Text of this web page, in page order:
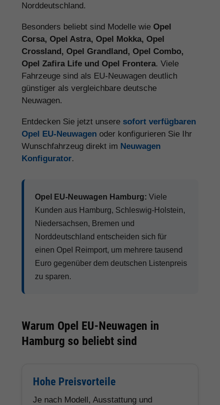
Norddeutschland.
Besonders beliebt sind Modelle wie Opel
Corsa, Opel Astra, Opel Mokka, Opel
Crossland, Opel Grandland, Opel Combo,
Opel Zafira Life und Opel Frontera. Viele
Fahrzeuge sind als EU-Neuwagen deutlich
günstiger als vergleichbare deutsche
Neuwagen.
Entdecken Sie jetzt unsere sofort verfügbaren
Opel EU-Neuwagen oder konfigurieren Sie Ihr
Wunschfahrzeug direkt im Neuwagen
Konfigurator.
Opel EU-Neuwagen Hamburg: Viele
Kunden aus Hamburg, Schleswig-Holstein,
Niedersachsen, Bremen und
Norddeutschland entscheiden sich für
einen Opel Reimport, um mehrere tausend
Euro gegenüber dem deutschen Listenpreis
zu sparen.
Warum Opel EU-Neuwagen in
Hamburg so beliebt sind
Hohe Preisvorteile
Je nach Modell, Ausstattung und